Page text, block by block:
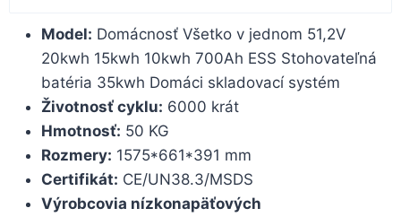
Model: Domácnosť Všetko v jednom 51,2V
20kwh 15kwh 10kwh 700Ah ESS Stohovateľná
batéria 35kwh Domáci skladovací systém
Životnosť cyklu: 6000 krát
Hmotnosť: 50 KG
Rozmery: 1575*661*391 mm
Certifikát: CE/UN38.3/MSDS
Výrobcovia nízkonapäťových